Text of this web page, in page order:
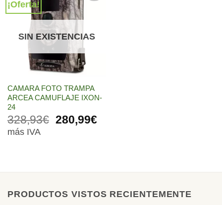
¡Oferta!
Añadir
deseos
SIN EXISTENCIAS
CAMARA FOTO TRAMPA
ARCEA CAMUFLAJE IXON-
24
328,93€ El
280,99€El
más IVA
PRODUCTOS VISTOS RECIENTEMENTE